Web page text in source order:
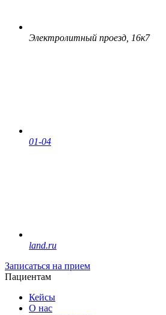
Электролитный проезд, 16к7
01-04
land.ru
Записаться на прием
Пациентам
Кейсы
О нас